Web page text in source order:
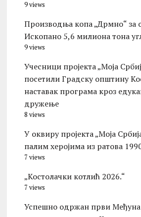
9 views
Производња копа „Дрмно“ за
Ископано 5,6 милиона тона
9 views
Учесници пројекта „Моја
посетили Градску општину
наставак програма кроз
дружење
8 views
У оквиру пројекта „Моја
палим херојима из ратова
7 views
„Костолачки котлић 2026.“
7 views
Успешно одржан први